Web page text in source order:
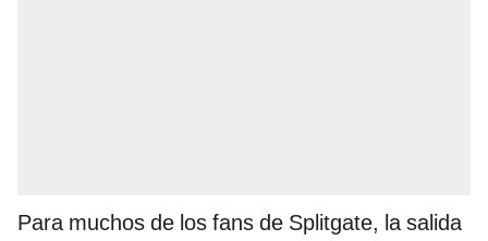
Para muchos de los fans de Splitgate, la salida